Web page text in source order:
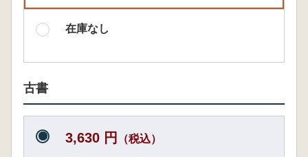
在庫なし
古書
3,630 円 （税込）